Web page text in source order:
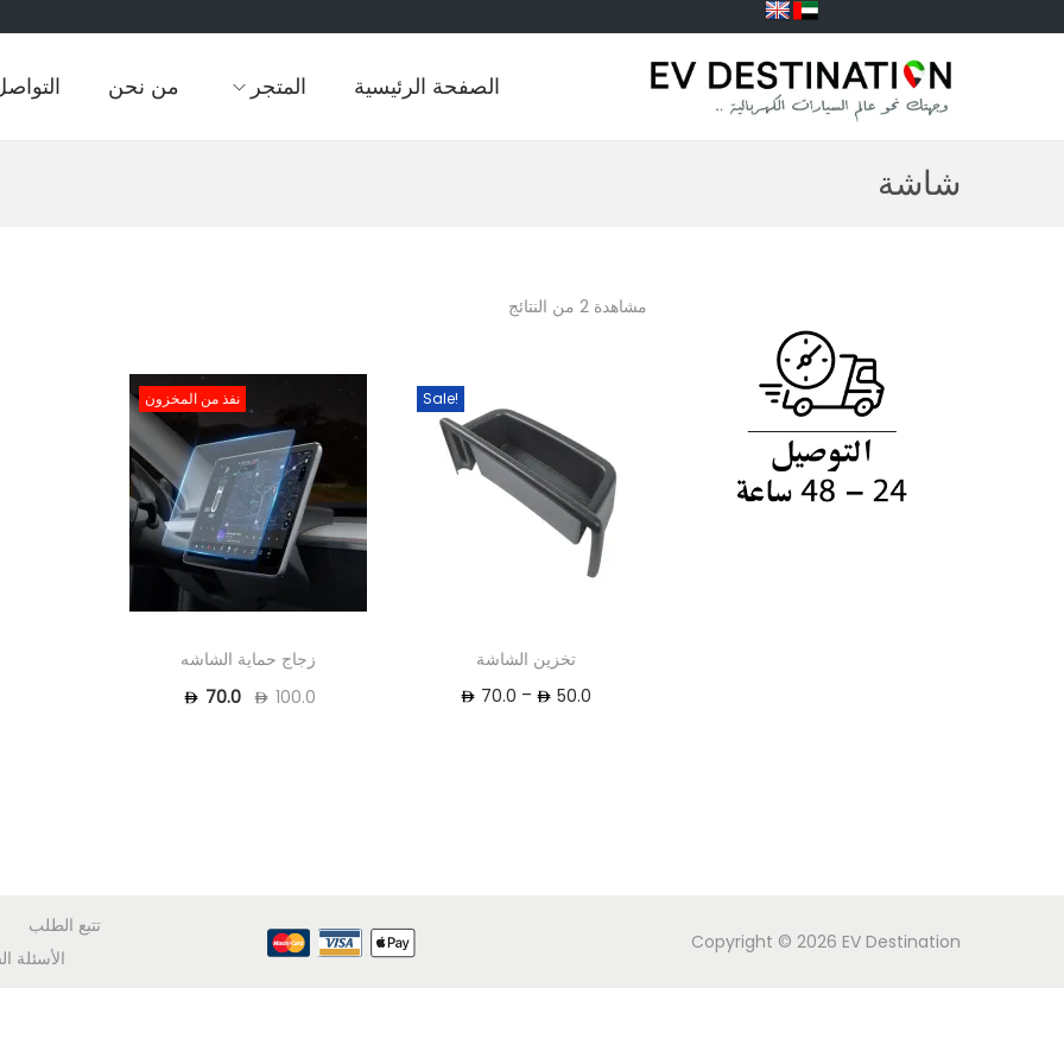
الصفحة الرئيسية المتجر من نحن
شاشة
مشاهدة 2 من النتائج
Sale!
تخزين الشاشة
50.0
–
70.0
نفذ من المخزون
زجاج حماية الشاشه
100.0
70.0
Copyright © 2026 EV Destination
تتبع الطلب
الأسئلة